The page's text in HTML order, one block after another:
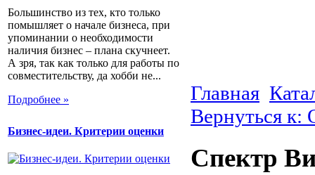
Большинство из тех, кто только
помышляет о начале бизнеса, при
упоминании о необходимости
наличия бизнес – плана скучнеет.
А зря, так как только для работы по
совместительству, да хобби не...
Подробнее »
Бизнес-идеи. Критерии оценки
Главная
Вернуться к:
Спектр